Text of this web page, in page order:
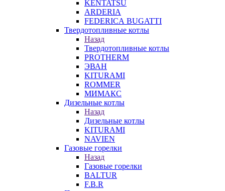
KENTATSU
ARDERIA
FEDERICА BUGATTI
Твердотопливные котлы
Назад
Твердотопливные котлы
PROTHERM
ЭВАН
KITURAMI
ROMMER
МИМАКС
Дизельные котлы
Назад
Дизельные котлы
KITURAMI
NAVIEN
Газовые горелки
Назад
Газовые горелки
BALTUR
F.B.R